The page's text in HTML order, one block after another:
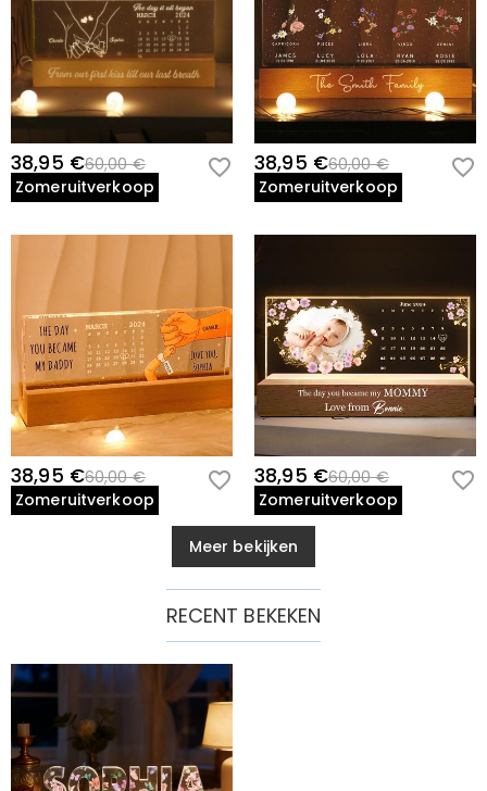
38,95 €60,00 €
Zomeruitverkoop
38,95 €60,00 €
Zomeruitverkoop
38,95 €60,00 €
Zomeruitverkoop
38,95 €60,00 €
Zomeruitverkoop
Meer bekijken
RECENT BEKEKEN